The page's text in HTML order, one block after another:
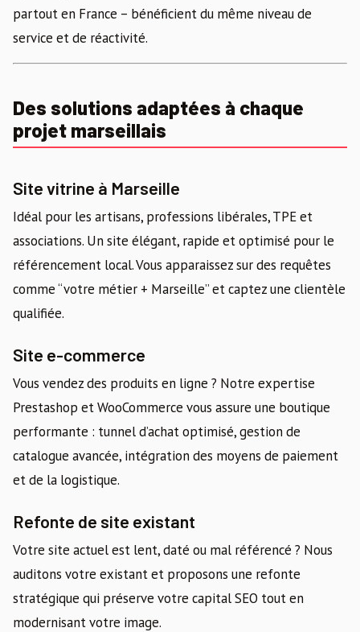
partout en France – bénéficient du même niveau de
service et de réactivité.
Des solutions adaptées à chaque
projet marseillais
Site vitrine à Marseille
Idéal pour les artisans, professions libérales, TPE et
associations. Un site élégant, rapide et optimisé pour le
référencement local. Vous apparaissez sur des requêtes
comme “votre métier + Marseille” et captez une clientèle
qualifiée.
Site e-commerce
Vous vendez des produits en ligne ? Notre expertise
Prestashop et WooCommerce vous assure une boutique
performante : tunnel d’achat optimisé, gestion de
catalogue avancée, intégration des moyens de paiement
et de la logistique.
Refonte de site existant
Votre site actuel est lent, daté ou mal référencé ? Nous
auditons votre existant et proposons une refonte
stratégique qui préserve votre capital SEO tout en
modernisant votre image.